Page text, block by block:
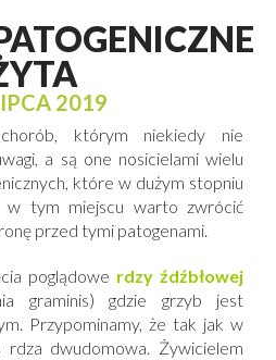
2019
którym niekiedy nie
a są one nosicielami wielu
które w dużym stopniu
w tym miejscu warto zwrócić
przed tymi patogenami.
poglądowe rdzy źdźbłowej
graminis) gdzie grzyb jest
Przypominamy, że tak jak w
dwudomowa. Żywicielem